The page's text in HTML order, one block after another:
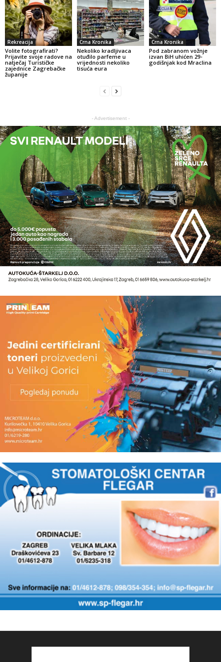
Rekreacija
Volite fotografirati?
Prijavite svoje radove na
natječaj Turističke
zajednice Zagrebačke
županije
Crna Kronika
Nekoliko kradljivaca
otuđilo parfeme u
vrijednosti nekoliko
tisuća eura
Crna Kronika
Pod zabranom vožnje
izvan BiH uhićen 29-
godišnjak kod Mraclina
- Advertisement -